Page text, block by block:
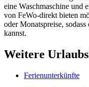
eine Waschmaschine und
von FeWo-direkt bieten
oder Monatspreise,
kannst.
Weitere
Ferienunterkünfte